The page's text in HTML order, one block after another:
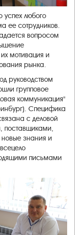
успех любого
ее сотрудников.
вопросом
мотивация и
рынка.
руководством
групповое
коммуникация"
). Специфика
с деловой
поставщиками,
новые знания и
письмами